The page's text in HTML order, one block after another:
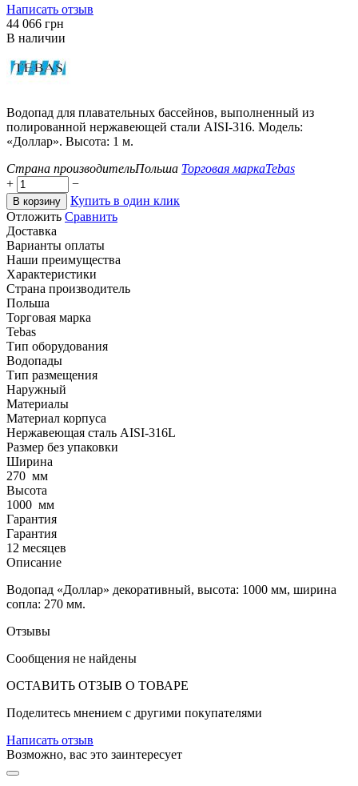
Написать отзыв
‍44 066‍ грн
В наличии
Водопад для плавательных бассейнов, выполненный из
полированной нержавеющей стали AISI-316. Модель:
«Доллар». Высота: 1 м.
Страна производительПольша Торговая маркаTebas
+
−
В корзину
Купить в один клик
Отложить Сравнить
Доставка
Варианты оплаты
Наши преимущества
Характеристики
Страна производитель
Польша
Торговая марка
Tebas
Тип оборудования
Водопады
Тип размещения
Наружный
Материалы
Материал корпуса
Нержавеющая сталь AISI-316L
Размер без упаковки
Ширина
270 мм
Высота
1000 мм
Гарантия
Гарантия
12 месяцев
Описание
Водопад «Доллар» декоративный, высота: 1000 мм, ширина
сопла: 270 мм.
Отзывы
Сообщения не найдены
ОСТАВИТЬ ОТЗЫВ О ТОВАРЕ
Поделитесь мнением с другими покупателями
Написать отзыв
Возможно, вас это заинтересует